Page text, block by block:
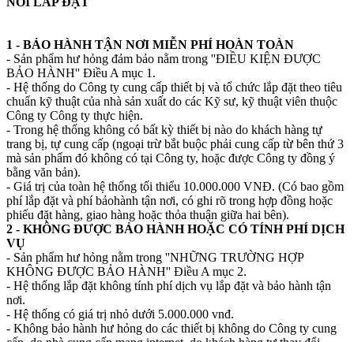
1 - BẢO HÀNH TẬN NƠI MIỄN PHÍ HOÀN TOÀN
- Sản phẩm hư hỏng đảm bảo nằm trong ''ĐIỀU KIỆN ĐƯỢC
BẢO HÀNH'' Điều A mục 1.
- Hệ thống do Công ty cung cấp thiết bị và tổ chức lắp đặt theo tiêu
chuẩn kỹ thuật của nhà sản xuất do các Kỹ sư, kỹ thuật viên thuộc
Công ty Công ty thực hiện.
- Trong hệ thống không có bất kỳ thiết bị nào do khách hàng tự
trang bị, tự cung cấp (ngoại trừ bắt buộc phải cung cấp từ bên thứ 3
mà sản phẩm đó không có tại Công ty, hoặc được Công ty đồng ý
bằng văn bản).
- Giá trị của toàn hệ thống tối thiểu 10.000.000 VNĐ. (Có bao gồm
phí lắp đặt và phí bảohành tận nơi, có ghi rõ trong hợp đồng hoặc
phiếu đặt hàng, giao hàng hoặc thỏa thuận giữa hai bên).
2 - KHÔNG ĐƯỢC BẢO HÀNH HOẶC CÓ TÍNH PHÍ DỊCH
VỤ
- Sản phẩm hư hỏng nằm trong ''NHỮNG TRƯỜNG HỢP
KHÔNG ĐƯỢC BẢO HÀNH'' Điều A mục 2.
- Hệ thống lắp đặt không tính phí dịch vụ lắp đặt và bảo hành tận
nơi.
- Hệ thống có giá trị nhỏ dưới 5.000.000 vnđ.
- Không bảo hành hư hỏng do các thiết bị không do Công ty cung